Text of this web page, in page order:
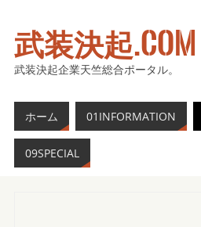
武装決起.COM
武装決起企業天竺総合ポータル。
ホーム 01INFORMATION
09SPECIAL